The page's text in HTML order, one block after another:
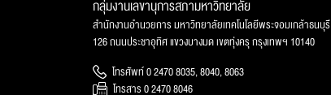
กลุ่มงานเลขานุการสภามหาวิทยาลัย
สำนักงานอำนวยการ มหาวิทยาลัยเทคโนโลยีพระจอมเกล้าธนบุรี
126 ถนนประชาอุทิศ แขวงบางมด เขตทุ่งครุ กรุงเทพฯ 10140
โทรศัพท์ 0 2470 8035, 8040, 8063
โทรสาร 0 2470 8046